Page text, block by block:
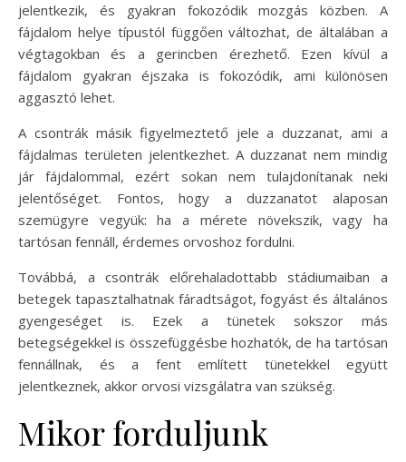
jelentkezik, és gyakran fokozódik mozgás közben. A
fájdalom helye típustól függően változhat, de általában a
végtagokban és a gerincben érezhető. Ezen kívül a
fájdalom gyakran éjszaka is fokozódik, ami különösen
aggasztó lehet.
A csontrák másik figyelmeztető jele a duzzanat, ami a
fájdalmas területen jelentkezhet. A duzzanat nem mindig
jár fájdalommal, ezért sokan nem tulajdonítanak neki
jelentőséget. Fontos, hogy a duzzanatot alaposan
szemügyre vegyük: ha a mérete növekszik, vagy ha
tartósan fennáll, érdemes orvoshoz fordulni.
Továbbá, a csontrák előrehaladottabb stádiumaiban a
betegek tapasztalhatnak fáradtságot, fogyást és általános
gyengeséget is. Ezek a tünetek sokszor más
betegségekkel is összefüggésbe hozhatók, de ha tartósan
fennállnak, és a fent említett tünetekkel együtt
jelentkeznek, akkor orvosi vizsgálatra van szükség.
Mikor forduljunk